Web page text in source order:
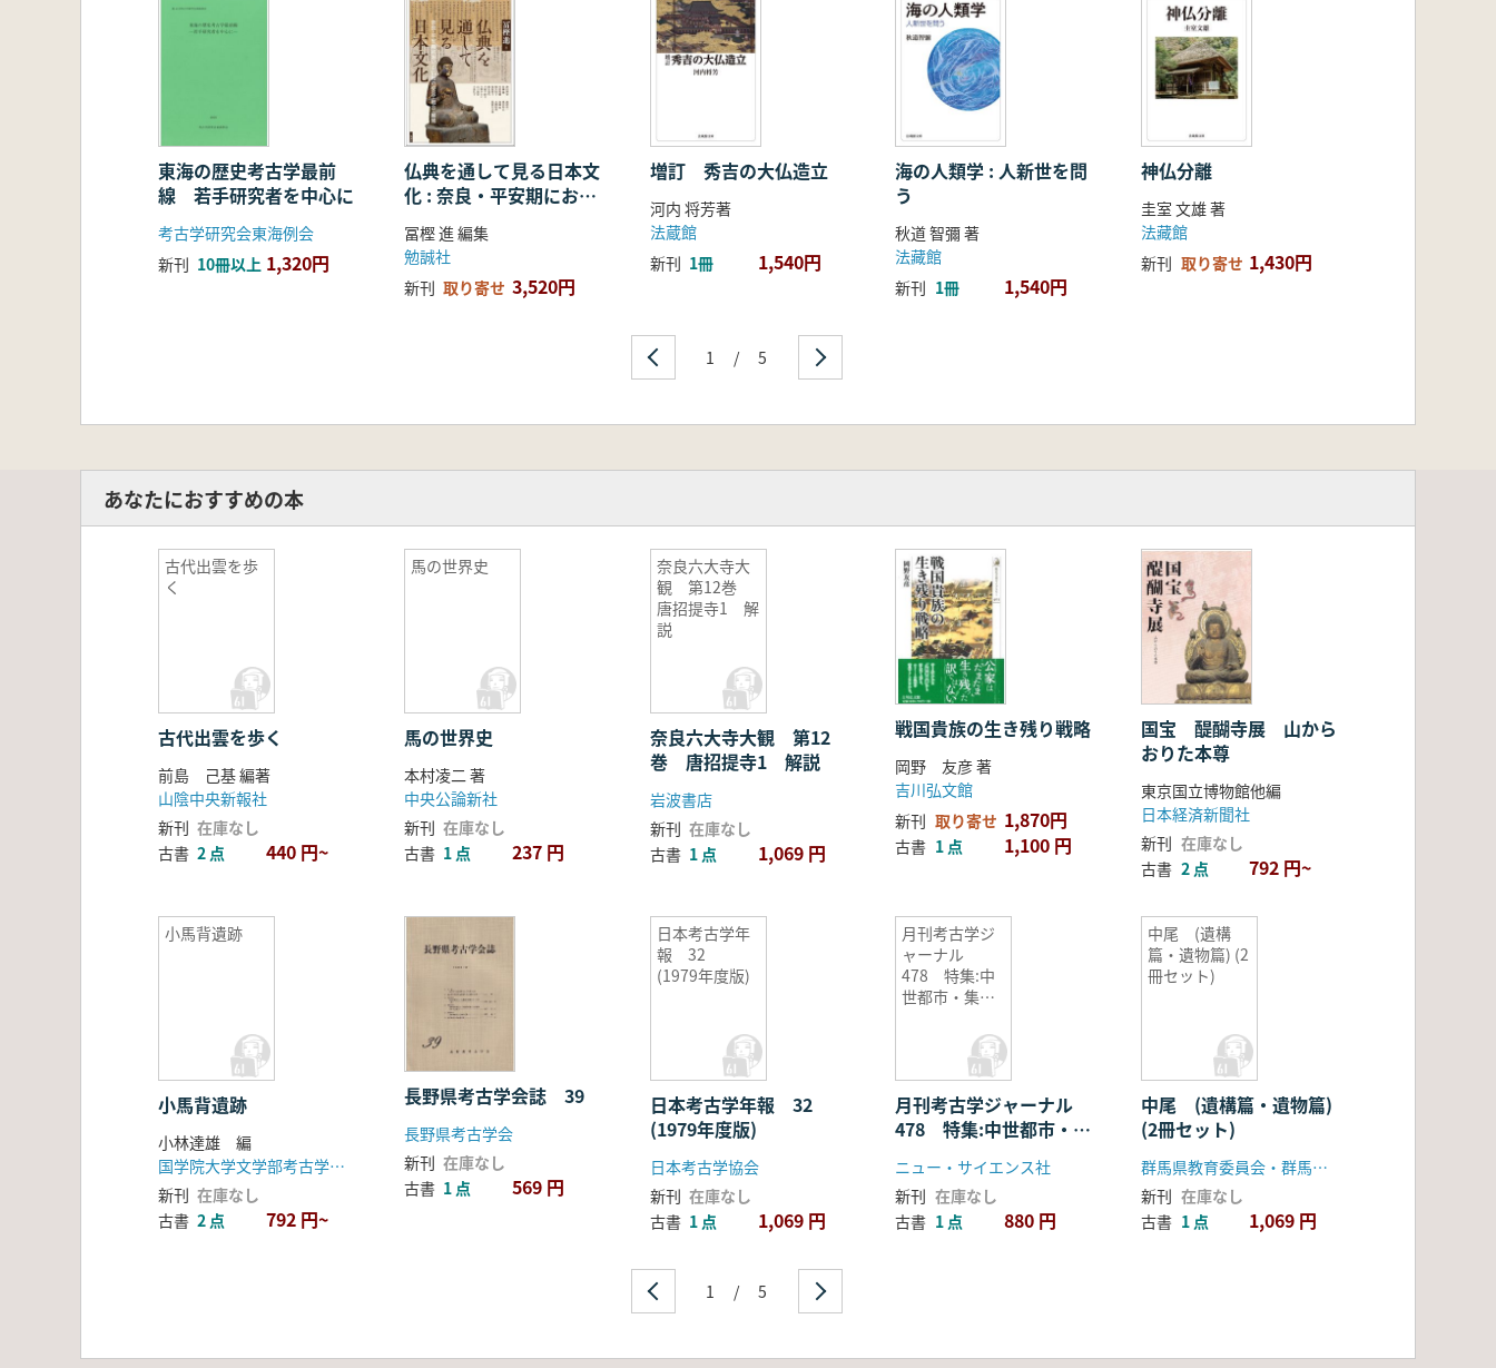
東海の歴史考古学最前
線 若手研究者を中心に
考古学研究会東海例会
新刊 10冊以上 1,320円
仏典を通して見る日本文
化 : 奈良・平安期におけ
る仏教の受容・融合・展
開
冨樫 進 編集
勉誠社
新刊 取り寄せ 3,520円
増訂 秀吉の大仏造立
河内 将芳著
法蔵館
新刊 1冊 1,540円
海の人類学 : 人新世を問
う
秋道 智彌 著
法藏館
新刊 1冊 1,540円
神仏分離
圭室 文雄 著
法藏館
新刊 取り寄せ 1,430円
1 / 5
あなたにおすすめの本
古代出雲を歩
く
古代出雲を歩く
前島 己基 編著
山陰中央新報社
新刊 在庫なし
古書 2 点 440 円~
馬の世界史
馬の世界史
本村凌二 著
中央公論新社
新刊 在庫なし
古書 1 点 237 円
奈良六大寺大
観 第12巻
唐招提寺1 解
説
奈良六大寺大観 第12
巻 唐招提寺1 解説
岩波書店
新刊 在庫なし
古書 1 点 1,069 円
戦国貴族の生き残り戦略
岡野 友彦 著
吉川弘文館
新刊 取り寄せ 1,870円
古書 1 点 1,100 円
国宝 醍醐寺展 山から
おりた本尊
東京国立博物館他編
日本経済新聞社
新刊 在庫なし
古書 2 点 792 円~
小馬背遺跡
小馬背遺跡
小林達雄 編
国学院大学文学部考古学研究室
新刊 在庫なし
古書 2 点 792 円~
長野県考古学会誌 39
長野県考古学会
新刊 在庫なし
古書 1 点 569 円
日本考古学年
報 32
(1979年度版)
日本考古学年報 32
(1979年度版)
日本考古学協会
新刊 在庫なし
古書 1 点 1,069 円
月刊考古学ジ
ャーナル
478 特集:中
世都市・集落
月刊考古学ジャーナル
478 特集:中世都市・集
ニュー・サイエンス社
新刊 在庫なし
古書 1 点 880 円
中尾 (遺構
篇・遺物篇) (2
冊セット)
中尾 (遺構篇・遺物篇)
(2冊セット)
群馬県教育委員会・群馬県埋蔵文化財調査事業団
新刊 在庫なし
古書 1 点 1,069 円
1 / 5